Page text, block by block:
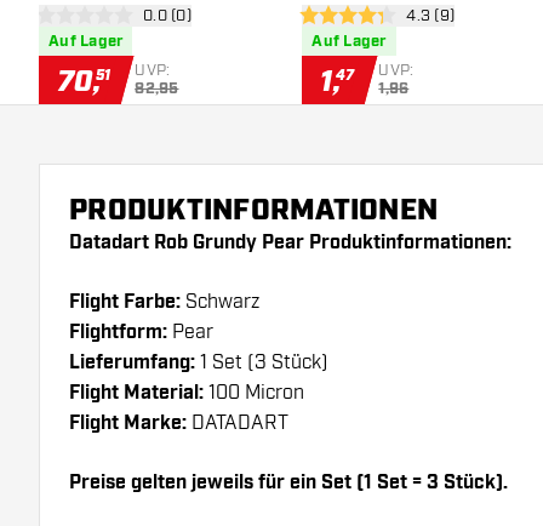
Bewertungsbereich öffnen
0 Bewertungssterne
0.0 (0)
Auf Lager
70,51 UVP:
82,95
4.3 Bewertungssterne
4.3 (9)
Auf Lager
1,47 UVP:
1,96
PRODUKTINFORMATIONEN
Datadart Rob Grundy Pear Produktinformationen:
Flight Farbe: Schwarz
Flightform: Pear
Lieferumfang: 1 Set (3 Stück)
Flight Material: 100 Micron
Flight Marke: DATADART
Preise gelten jeweils für ein Set (1 Set = 3 Stück).